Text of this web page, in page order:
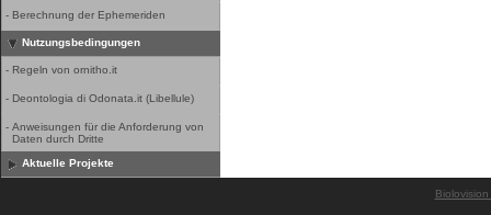
- Berechnung der Ephemeriden
Nutzungsbedingungen
- Regeln von ornitho.it
- Deontologia di Odonata.it (Libellule)
- Anweisungen für die Anforderung von
Daten durch Dritte
Aktuelle Projekte
Biolovision